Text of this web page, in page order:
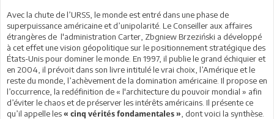
Avec la chute de l’URSS, le monde est entré dans une phase de
superpuissance américaine et d’unipolarité. Le Conseiller aux affaires
étrangères de l'administration Carter, Zbgniew Brzeziński a développé
à cet effet une vision géopolitique sur le positionnement stratégique des
États-Unis pour dominer le monde. En 1997, il publie le grand échiquier et
en 2004, il prévoit dans son livre intitulé le vrai choix, l’Amérique et le
reste du monde, l’achèvement de la domination américaine. Il propose en
l’occurrence, la redéfinition de « l'architecture du pouvoir mondial » afin
d’éviter le chaos et de préserver les intérêts américains. Il présente ce
qu’il appelle les « cinq vérités fondamentales » , dont voici la synthèse.